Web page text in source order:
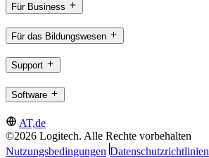
Für Business
Für das Bildungswesen
Support
Software
AT,de
©2026 Logitech. Alle Rechte vorbehalten
Nutzungsbedingungen Datenschutzrichtlinien